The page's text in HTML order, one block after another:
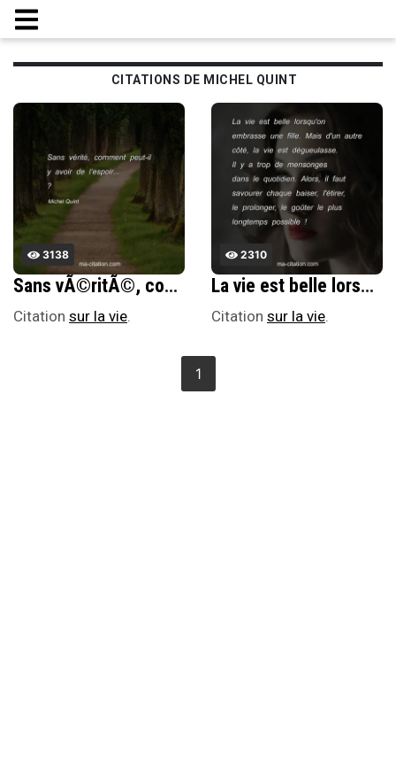
CITATIONS DE MICHEL QUINT
3138
Sans vÃ©ritÃ©, comment peut-il y avoir de lâ€™espoir... ?
Citation sur la vie.
2310
La vie est belle lorsqu'on embrasse une fille. Mais d'un autre cÃ´tÃ©, la vie est dÃ©gueulasse. Il y a trop de mensonges dans le quotidien. Alors, il faut savourer chaque baiser, l'Ã©tirer, le prolonger, le goÃ»ter le plus longtemps possible !
Citation sur la vie.
1